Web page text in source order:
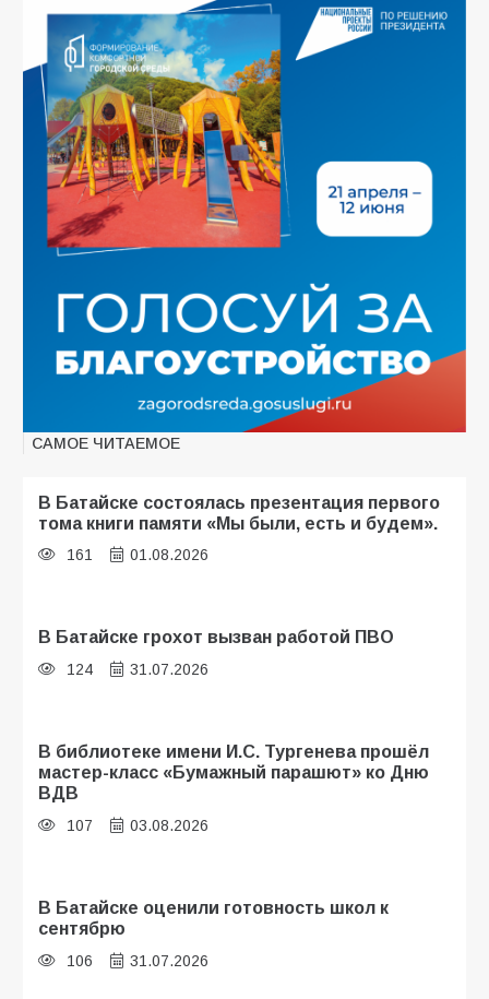
САМОЕ ЧИТАЕМОЕ
В Батайске состоялась презентация первого
тома книги памяти «Мы были, есть и будем».
161 01.08.2026
В Батайске грохот вызван работой ПВО
124 31.07.2026
В библиотеке имени И.С. Тургенева прошёл
мастер-класс «Бумажный парашют» ко Дню
ВДВ
107 03.08.2026
В Батайске оценили готовность школ к
сентябрю
106 31.07.2026